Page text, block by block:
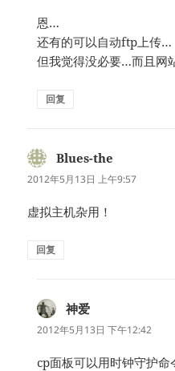
恩…
还有的可以自动ftp上传…
但我觉得没必要…而且网
回复
Blues-the
道：
2012年5月13日 上午9:57
虚拟主机杂用！
回复
神爱
道：
2012年5月13日 下午12:42
cp面板可以用时钟守护